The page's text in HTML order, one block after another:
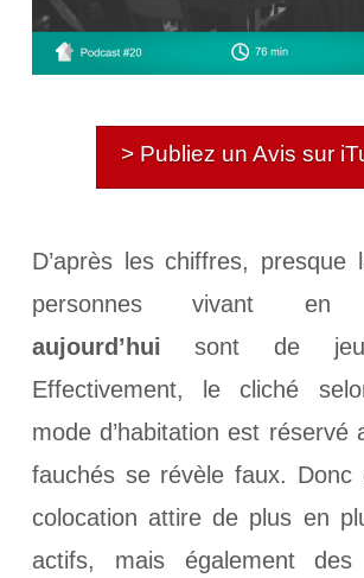
> Publiez un Avis sur
D’après les chiffres, presque
personnes vivant
aujourd’hui sont de
Effectivement, le cliché
mode d’habitation est réservé
fauchés se révèle faux. Donc
colocation attire de plus en
actifs, mais également